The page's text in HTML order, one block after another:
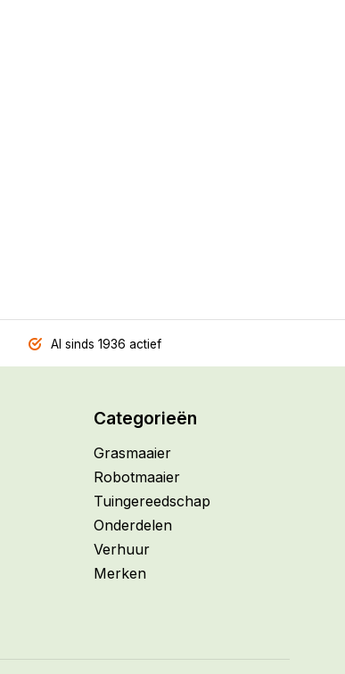
Al sinds 1936 actief
Categorieën
Grasmaaier
Robotmaaier
Tuingereedschap
Onderdelen
Verhuur
Merken